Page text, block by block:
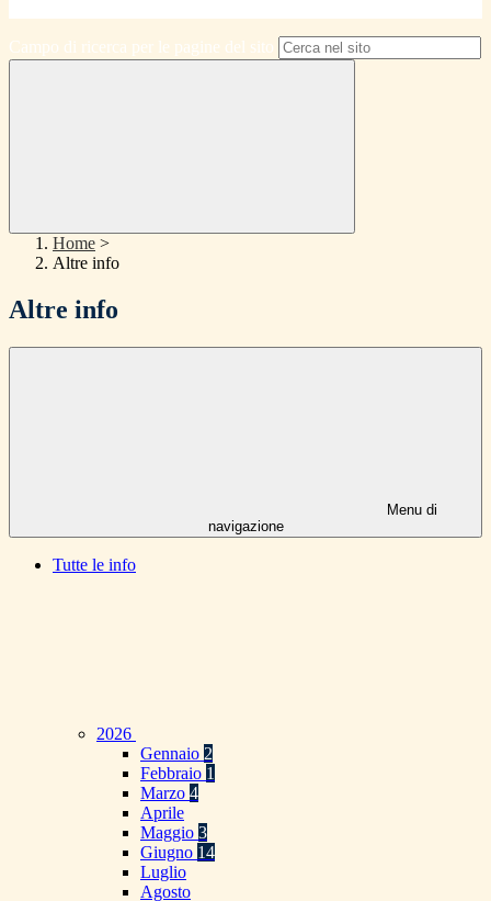
Campo di ricerca per le pagine del sito
Home >
Altre info
Altre info
Menu di
navigazione
Tutte le info
2026
Gennaio 2
Febbraio 1
Marzo 4
Aprile
Maggio 3
Giugno 14
Luglio
Agosto